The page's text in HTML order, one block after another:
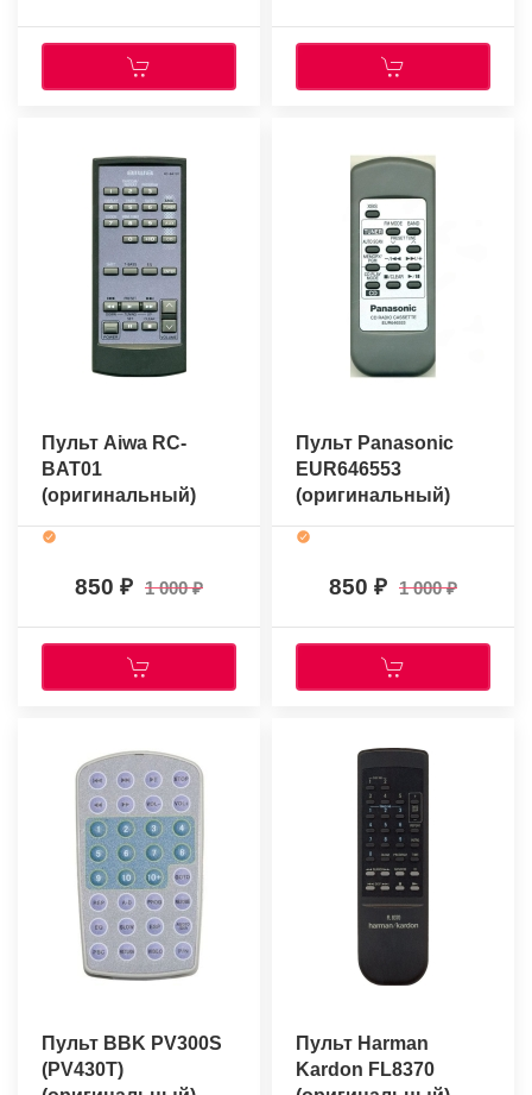
Пульт Aiwa RC-
BAT01
(оригинальный)
850 1 000
Пульт Panasonic
EUR646553
(оригинальный)
850 1 000
Пульт BBK PV300S
(PV430T)
Пульт Harman
Kardon FL8370